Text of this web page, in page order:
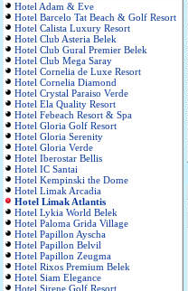
Hotel Adam & Eve
Hotel Barcelo Tat Beach & Golf Resort
Hotel Calista Luxury Resort
Hotel Club Asteria Belek
Hotel Club Gural Premier Belek
Hotel Club Mega Saray
Hotel Cornelia de Luxe Resort
Hotel Cornelia Diamond
Hotel Crystal Paraiso Verde
Hotel Ela Quality Resort
Hotel Febeach Resort & Spa
Hotel Gloria Golf Resort
Hotel Gloria Serenity
Hotel Gloria Verde
Hotel Iberostar Bellis
Hotel IC Santai
Hotel Kempinski the Dome
Hotel Limak Arcadia
Hotel Limak Atlantis
Hotel Lykia World Belek
Hotel Paloma Grida Village
Hotel Papillon Ayscha
Hotel Papillon Belvil
Hotel Papillon Zeugma
Hotel Rixos Premium Belek
Hotel Siam Elegance
Hotel Sirene Golf Resort